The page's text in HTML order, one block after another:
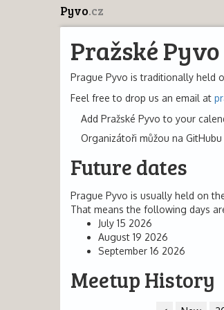
Pyvo.cz
Pražské Pyvo
Prague Pyvo is traditionally held
Feel free to drop us an email at
Add Pražské Pyvo to your
Organizátoři můžou na GitHubu
Future dates
Prague Pyvo is usually held on
That means the following days
July 15 2026
August 19 2026
September 16 2026
Meetup History